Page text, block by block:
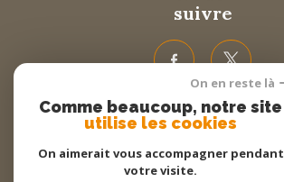
suivre
Nous
On en reste là
Comme beaucoup, notre site
utilise les cookies
On aimerait vous accompagner pendant
votre visite.